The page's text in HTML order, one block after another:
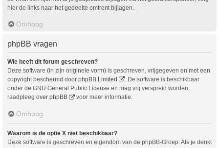
hier de links naar het gedeelte omtrent bijlagen.
Omhoog
phpBB vragen
Wie heeft dit forum geschreven?
Deze software (in zijn originele vorm) is geschreven, vrijgegeven en met een
copyright beschermd door phpBB Limited
. De software is beschikbaar
onder de GNU General Public License en mag vrij verspreid worden,
raadpleeg over phpBB voor meer informatie.
Omhoog
Waarom is de optie X niet beschikbaar?
Deze software is geschreven en eigendom van de phpBB-Groep. Als je denkt